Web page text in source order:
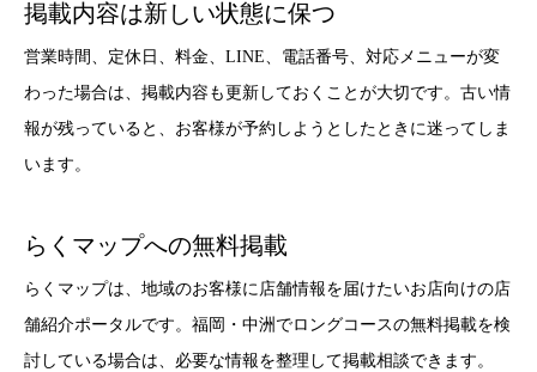
掲載内容は新しい状態に保つ
営業時間、定休日、料金、LINE、電話番号、対応メニューが変
わった場合は、掲載内容も更新しておくことが大切です。古い情
報が残っていると、お客様が予約しようとしたときに迷ってしま
います。
らくマップへの無料掲載
らくマップは、地域のお客様に店舗情報を届けたいお店向けの店
舗紹介ポータルです。福岡・中洲でロングコースの無料掲載を検
討している場合は、必要な情報を整理して掲載相談できます。